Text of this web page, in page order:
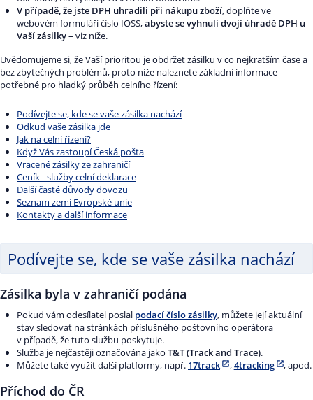
V případě, že jste DPH uhradili při nákupu zboží, doplňte ve
webovém formuláři číslo IOSS,abyste se vyhnuli dvojí úhradě DPH u
Vaší zásilky– viz níže.
Uvědomujeme si, že Vaší prioritou je obdržet zásilku v co nejkratším čase a
bez zbytečných problémů, proto níže naleznete základní informace
potřebné pro hladký průběh celního řízení:
Podívejte se, kde se vaše zásilka nachází
Odkud vaše zásilka jde
Jak na celní řízení?
Když Vás zastoupí Česká pošta
Vracené zásilky ze zahraničí
Ceník - služby celní deklarace
Další časté důvody dovozu
Seznam zemí Evropské unie
Kontakty a další informace
Podívejte se, kde se vaše zásilka nachází
Zásilka byla v zahraničí podána
Pokud vám odesílatel poslal podací číslo zásilky, můžete její aktuální
stav sledovat na stránkách příslušného poštovního operátora
v případě, že tuto službu poskytuje.
Služba je nejčastěji označována jako T&T (Track and Trace).
Můžete také využít další platformy, např. 17track ,4tracking , apod.
Příchod do ČR